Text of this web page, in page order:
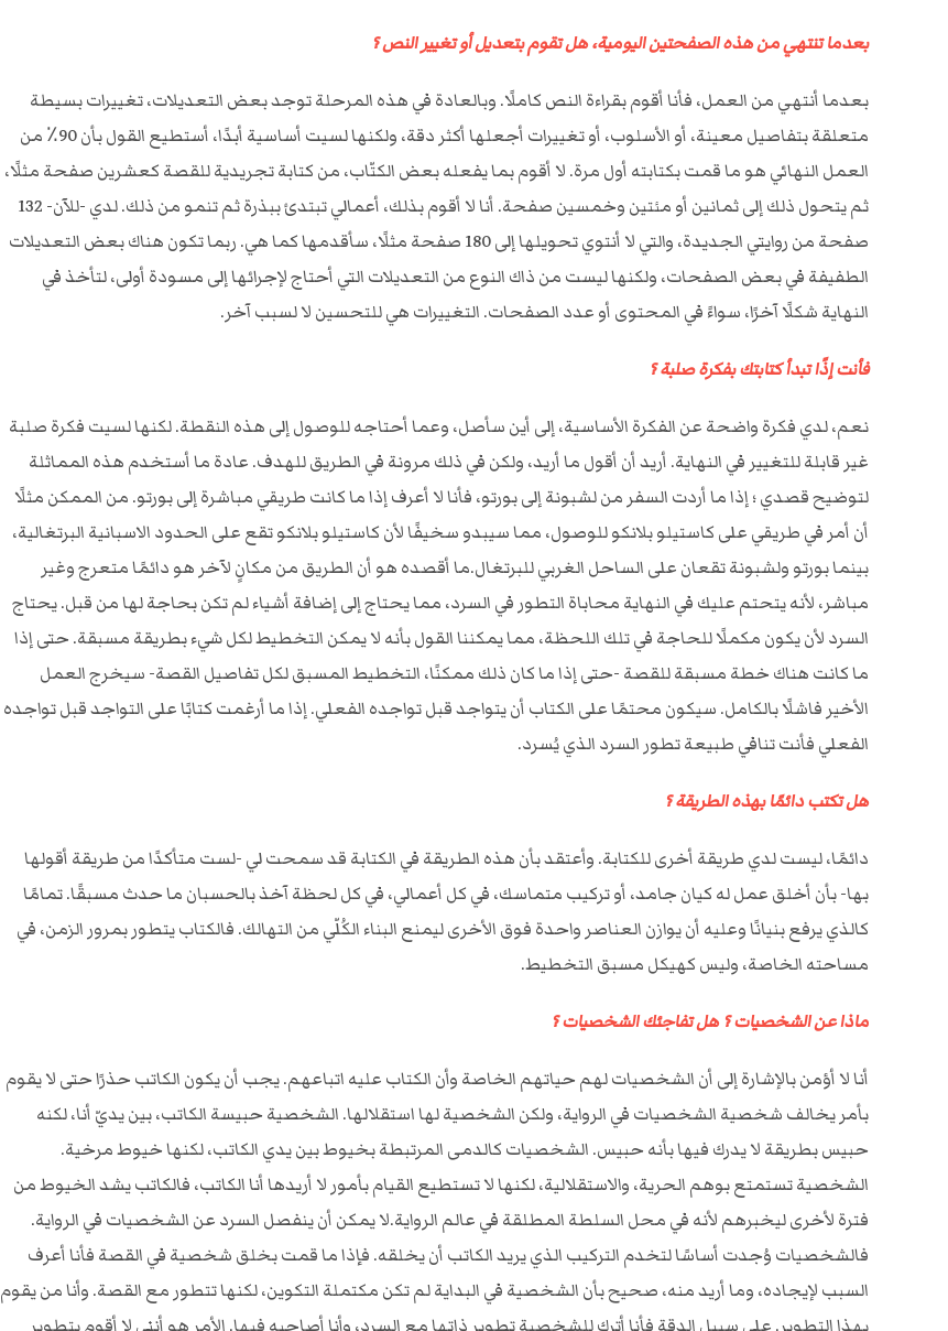
بعدما تنتهي من هذه الصفحتين اليومية، هل تقوم بتعديل أو تغيير النص ؟
بعدما أنتهي من العمل، فأنا أقوم بقراءة النص كاملًا. وبالعادة في هذه المرحلة توجد بعض التعديلات، تغييرات بسيطة
متعلقة بتفاصيل معينة، أو الأسلوب، أو تغييرات أجعلها أكثر دقة، ولكنها لسيت أساسية أبدًا، أستطيع القول بأن 90٪ من
العمل النهائي هو ما قمت بكتابته أول مرة. لا أقوم بما يفعله بعض الكتّاب، من كتابة تجريدية للقصة كعشرين صفحة مثلًا،
ثم يتحول ذلك إلى ثمانين أو مئتين وخمسين صفحة. أنا لا أقوم بذلك، أعمالي تبتدئ ببذرة ثم تنمو من ذلك. لدي -للآن- 132
صفحة من روايتي الجديدة، والتي لا أنتوي تحويلها إلى 180 صفحة مثلًا، سأقدمها كما هي. ربما تكون هناك بعض التعديلات
الطفيفة في بعض الصفحات، ولكنها ليست من ذاك النوع من التعديلات التي أحتاج لإجرائها إلى مسودة أولى، لتأخذ في
النهاية شكلًا آخرًا، سواءً في المحتوى أو عدد الصفحات. التغييرات هي للتحسين لا لسبب آخر.
فأنت إذًا تبدأ كتابتك بفكرة صلبة ؟
نعم، لدي فكرة واضحة عن الفكرة الأساسية، إلى أين سأصل، وعما أحتاجه للوصول إلى هذه النقطة. لكنها لسيت فكرة صلبة
غير قابلة للتغيير في النهاية. أريد أن أقول ما أريد، ولكن في ذلك مرونة في الطريق للهدف. عادة ما أستخدم هذه المماثلة
لتوضيح قصدي ؛ إذا ما أردت السفر من لشبونة إلى بورتو، فأنا لا أعرف إذا ما كانت طريقي مباشرة إلى بورتو. من الممكن مثلًا
أن أمر في طريقي على كاستيلو بلانكو للوصول، مما سيبدو سخيفًا لأن كاستيلو بلانكو تقع على الحدود الاسبانية البرتغالية،
بينما بورتو ولشبونة تقعان على الساحل الغربي للبرتغال.ما أقصده هو أن الطريق من مكانٍ لآخر هو دائمًا متعرج وغير
مباشر، لأنه يتحتم عليك في النهاية محاباة التطور في السرد، مما يحتاج إلى إضافة أشياء لم تكن بحاجة لها من قبل. يحتاج
السرد لأن يكون مكملًا للحاجة في تلك اللحظة، مما يمكننا القول بأنه لا يمكن التخطيط لكل شيء بطريقة مسبقة. حتى إذا
ما كانت هناك خطة مسبقة للقصة -حتى إذا ما كان ذلك ممكنًا، التخطيط المسبق لكل تفاصيل القصة- سيخرج العمل
الأخير فاشلًا بالكامل. سيكون محتمًا على الكتاب أن يتواجد قبل تواجده الفعلي. إذا ما أرغمت كتابًا على التواجد قبل تواجده
الفعلي فأنت تنافي طبيعة تطور السرد الذي يُسرد.
هل تكتب دائمًا بهذه الطريقة ؟
دائمًا، ليست لدي طريقة أخرى للكتابة. وأعتقد بأن هذه الطريقة في الكتابة قد سمحت لي -لست متأكدًا من طريقة أقولها
بها- بأن أخلق عمل له كيان جامد، أو تركيب متماسك، في كل أعمالي، في كل لحظة آخذ بالحسبان ما حدث مسبقًا. تمامًا
كالذي يرفع بنيانًا وعليه أن يوازن العناصر واحدة فوق الأخرى ليمنع البناء الكُلّي من التهالك. فالكتاب يتطور بمرور الزمن، في
مساحته الخاصة، وليس كهيكل مسبق التخطيط.
ماذا عن الشخصيات ؟ هل تفاجئك الشخصيات ؟
أنا لا أؤمن بالإشارة إلى أن الشخصيات لهم حياتهم الخاصة وأن الكتاب عليه اتباعهم. يجب أن يكون الكاتب حذرًا حتى لا يقوم
بأمر يخالف شخصية الشخصيات في الرواية، ولكن الشخصية لها استقلالها. الشخصية حبيسة الكاتب، بين يديّ أنا، لكنه
حبيس بطريقة لا يدرك فيها بأنه حبيس. الشخصيات كالدمى المرتبطة بخيوط بين يدي الكاتب، لكنها خيوط مرخية.
الشخصية تستمتع بوهم الحرية، والاستقلالية، لكنها لا تستطيع القيام بأمور لا أريدها أنا الكاتب، فالكاتب يشد الخيوط من
فترة لأخرى ليخبرهم لأنه في محل السلطة المطلقة في عالم الرواية.لا يمكن أن ينفصل السرد عن الشخصيات في الرواية.
فالشخصيات وُجدت أساسًا لتخدم التركيب الذي يريد الكاتب أن يخلقه. فإذا ما قمت بخلق شخصية في القصة فأنا أعرف
السبب لإيجاده، وما أريد منه، صحيح بأن الشخصية في البداية لم تكن مكتملة التكوين، لكنها تتطور مع القصة. وأنا من يقوم
بهذا التطوير. على سبيل الدقة فأنا أترك للشخصية تطوير ذاتها مع السرد، وأنا أصاحبه فيها. الأمر هو أنني لا أقوم بتطوير